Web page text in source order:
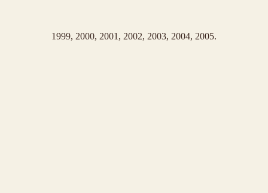
1999, 2000, 2001, 2002, 2003, 2004, 2005.